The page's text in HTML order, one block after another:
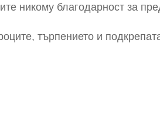
никому благодарност за
търпението и